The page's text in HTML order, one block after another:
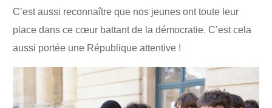
C’est aussi reconnaître que nos jeunes ont toute leur
place dans ce cœur battant de la démocratie. C’est cela
aussi portée une République attentive !